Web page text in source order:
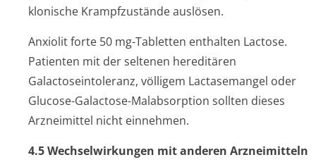
klonische Krampfzustände auslösen.
Anxiolit forte 50 mg-Tabletten enthalten Lactose.
Patienten mit der seltenen hereditären
Galactoseinto­leranz, völligem Lactasemangel oder
Glucose-Galactose-Malabsorption sollten dieses
Arzneimittel nicht einnehmen.
4.5 Wechselwir­kungen mit anderen Arzneimitteln